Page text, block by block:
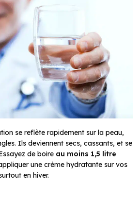
se reflète rapidement sur la peau,
Ils deviennent secs, cassants, et se
de boire au moins 1,5 litre
une crème hydratante sur vos
en hiver.